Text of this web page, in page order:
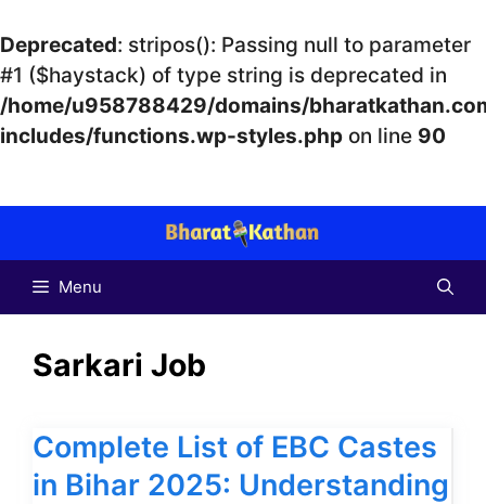
Deprecated: stripos(): Passing null to parameter
#1 ($haystack) of type string is deprecated in
/home/u958788429/domains/
includes/functions.wp-styles.php on line 90
contentMenu
Sarkari Job
Complete List of EBC Castes
in Bihar 2025: Understanding